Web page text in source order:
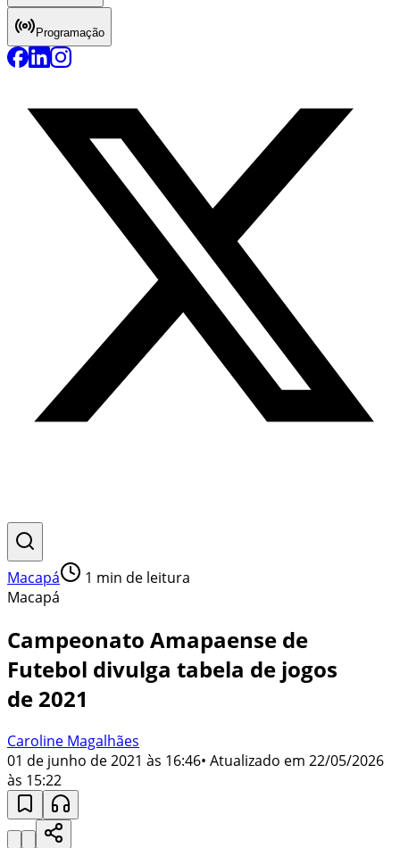
Programação
Macapá 1 min de leitura
Macapá
Campeonato Amapaense de
Futebol divulga tabela de jogos
de 2021
Caroline Magalhães
01 de junho de 2021 às 16:46• Atualizado em 22/05/2026
às 15:22